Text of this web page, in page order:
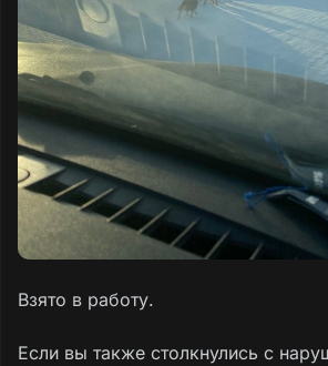
Взято в работу.
Если вы также столкнулись с